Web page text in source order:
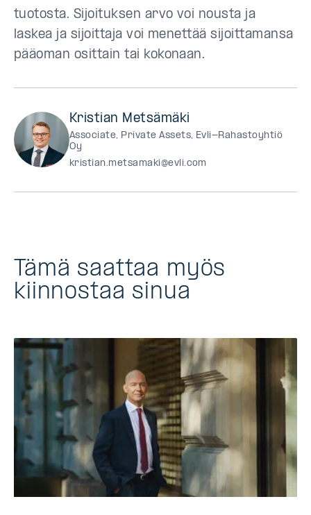
tuotosta. Sijoituksen arvo voi nousta ja
laskea ja sijoittaja voi menettää sijoittamansa
pääoman osittain tai kokonaan.
Kristian Metsämäki
Associate, Private Assets, Evli-Rahastoyhtiö
Oy
kristian.metsamaki@evli.com
Tämä saattaa myös
kiinnostaa sinua